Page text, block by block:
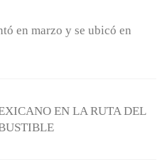
en marzo y se ubicó en
EN LA RUTA DEL